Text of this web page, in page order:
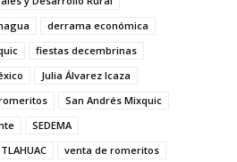
derrama económica
fiestas decembrinas
Julia Álvarez Icaza
San Andrés Mixquic
SEDEMA
TLAHUAC venta de romeritos